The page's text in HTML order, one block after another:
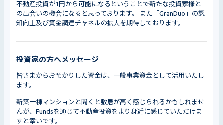
不動産投資が1円から可能になるということで新たな投資家様と
の出会いの機会になると思っております。 また「GranDuo」の認
知向上及び資金調達チャネルの拡大を期待しております。
投資家の方へメッセージ
皆さまからお預かりした資金は、一般事業資金として活用いたし
ます。
新築一棟マンションと聞くと敷居が高く感じられるかもしれませ
んが、Fundsを通じて不動産投資をより身近に感じていただけま
すと幸いです。